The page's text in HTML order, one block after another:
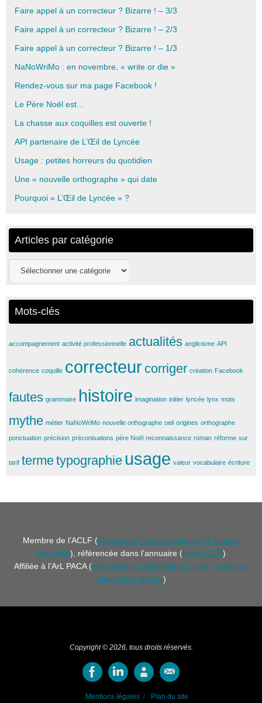
Faire appel à un correcteur ? Bizarre ! – 3/3
Faire appel à un correcteur ? Bizarre ! – 2/3
Faire appel à un correcteur ? Bizarre ! – 1/3
NaNoWriMo : en novembre, « write or die »
Rendez-vous sur ma page Facebook !
Le Père Noël est…
La chasse aux coquilles est ouverte !
API partenaire de L’Œil de Lyncée
Usage : petites horreurs du quotidien
Une « nouvelle orthographe » qui date
Pourquoi « L’Œil de Lyncée » ?
Articles par catégorie
Mots-clés
accompagnement activité professionnelle actualités anglicisme API
cohérence coquille correcteur corriger création Facebook
fautes grammaire histoire imagination initier lyncée lynx mots
mythe métier NaNoWriMo nouvelle orthographe oeil origines orthographe
ponctuation précision préconisations père Noël reconnaissance roman réforme sur
tarif termetypographie usage valeur vocabulaire écriture
Membre de l’ACLF (Association des correcteurs de langue
française), référencée dans l’annuaire (fiche ACLF)
Affiliée à l’ArL PACA (fiche Agence régionale du Livre Provence-
Alpes-Côte d’Azur)
Copyright © 2026, tous droits réservés.
Mentions légales Plan du site